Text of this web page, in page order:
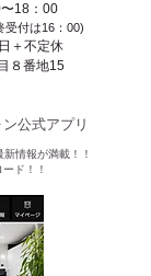
18：00
受付は16：00)
＋不定休
８番地15
公式アプリ​
情報が満載！！
ド！！